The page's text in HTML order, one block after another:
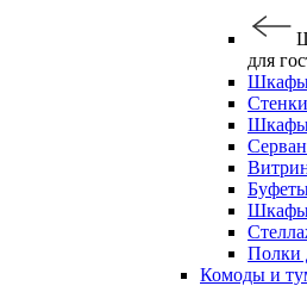
для
Шкафы
Шкафы
Полки
Комоды и